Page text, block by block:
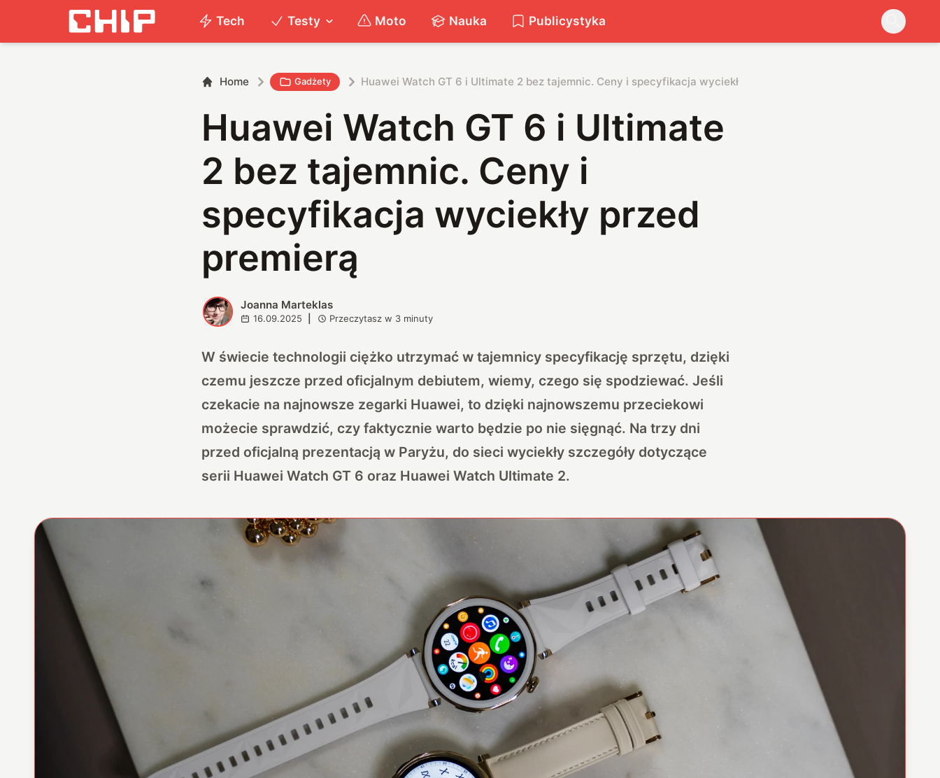
Tech Testy Moto Nauka Publicystyka
Home Gadżety Huawei Watch GT 6 i Ultimate 2 bez tajemnic. Ceny i specyfikacja wyciekły przed premierą
Huawei Watch GT 6 i Ultimate
2 bez tajemnic. Ceny i
specyfikacja wyciekły przed
premierą
J Joanna Marteklas
16.09.2025 Przeczytasz w 3 minuty
W świecie technologii ciężko utrzymać w tajemnicy specyfikację sprzętu, dzięki
czemu jeszcze przed oficjalnym debiutem, wiemy, czego się spodziewać. Jeśli
czekacie na najnowsze zegarki Huawei, to dzięki najnowszemu przeciekowi
możecie sprawdzić, czy faktycznie warto będzie po nie sięgnąć. Na trzy dni
przed oficjalną prezentacją w Paryżu, do sieci wyciekły szczegóły dotyczące
serii Huawei Watch GT 6 oraz Huawei Watch Ultimate 2.